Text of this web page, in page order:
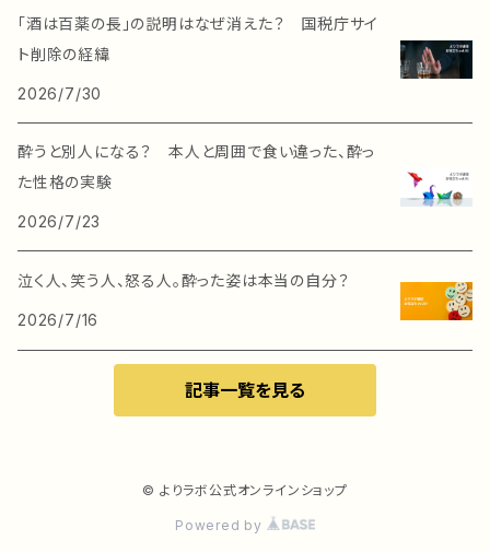
「酒は百薬の長」の説明はなぜ消えた？ 国税庁サイ
ト削除の経緯
2026/7/30
酔うと別人になる？ 本人と周囲で食い違った、酔っ
た性格の実験
2026/7/23
泣く人、笑う人、怒る人。酔った姿は本当の自分？
2026/7/16
記事一覧を見る
© よりラボ公式オンラインショップ
Powered by